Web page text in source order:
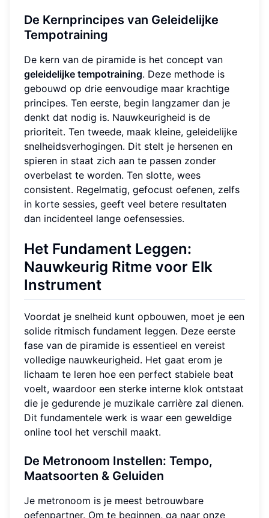
De Kernprincipes van Geleidelijke
Tempotraining
De kern van de piramide is het concept van
geleidelijke tempotraining. Deze methode is
gebouwd op drie eenvoudige maar krachtige
principes. Ten eerste, begin langzamer dan je
denkt dat nodig is. Nauwkeurigheid is de
prioriteit. Ten tweede, maak kleine, geleidelijke
snelheidsverhogingen. Dit stelt je hersenen en
spieren in staat zich aan te passen zonder
overbelast te worden. Ten slotte, wees
consistent. Regelmatig, gefocust oefenen, zelfs
in korte sessies, geeft veel betere resultaten
dan incidenteel lange oefensessies.
Het Fundament Leggen:
Nauwkeurig Ritme voor Elk
Instrument
Voordat je snelheid kunt opbouwen, moet je een
solide ritmisch fundament leggen. Deze eerste
fase van de piramide is essentieel en vereist
volledige nauwkeurigheid. Het gaat erom je
lichaam te leren hoe een perfect stabiele beat
voelt, waardoor een sterke interne klok ontstaat
die je gedurende je muzikale carrière zal dienen.
Dit fundamentele werk is waar een geweldige
online tool het verschil maakt.
De Metronoom Instellen: Tempo,
Maatsoorten & Geluiden
Je metronoom is je meest betrouwbare
oefenpartner. Om te beginnen, ga naar onze